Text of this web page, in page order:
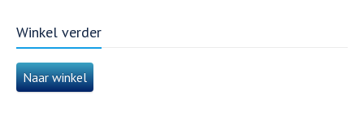
Winkel verder
Naar winkel